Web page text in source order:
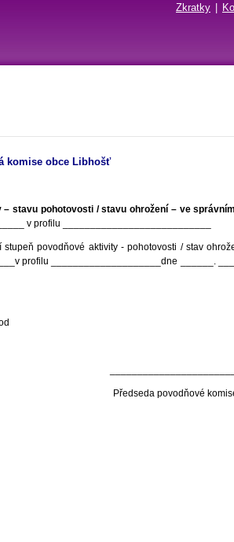
Zkratky
komise obce Libhošť
stavu pohotovosti / stavu ohrožení – ve
v profilu ___________________________
povodňové aktivity - pohotovosti / stav
profilu ____________________dne ______.
Předseda povodňové